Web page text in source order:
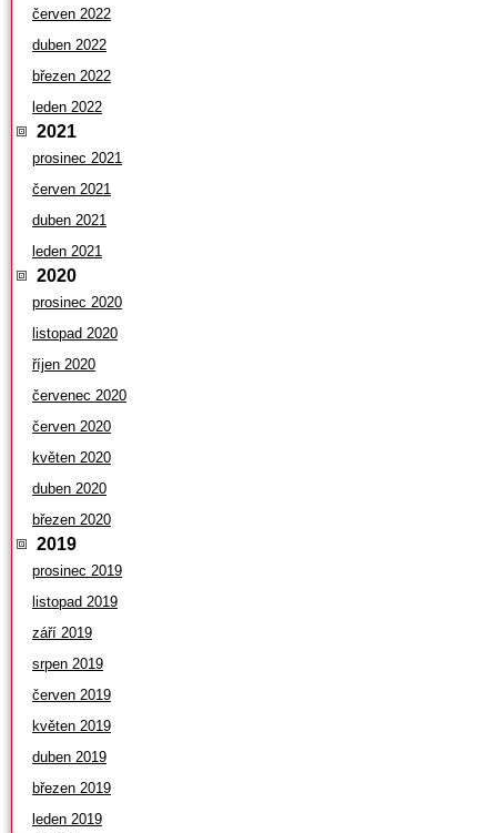
červen 2022
duben 2022
březen 2022
leden 2022
2021
prosinec 2021
červen 2021
duben 2021
leden 2021
2020
prosinec 2020
listopad 2020
říjen 2020
červenec 2020
červen 2020
květen 2020
duben 2020
březen 2020
2019
prosinec 2019
listopad 2019
září 2019
srpen 2019
červen 2019
květen 2019
duben 2019
březen 2019
leden 2019